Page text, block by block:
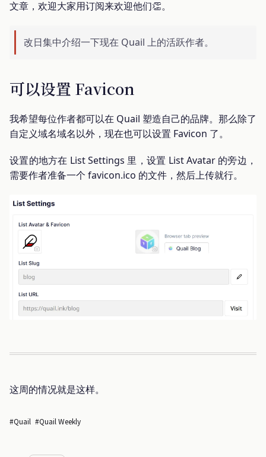
文章，欢迎大家用订阅来欢迎他们👏。
改日集中介绍一下现在 Quail 上的活跃作者。
可以设置 Favicon
我希望每位作者都可以在 Quail 塑造自己的品牌。那么除了
自定义域名域名以外，现在也可以设置 Favicon 了。
设置的地方在 List Settings 里，设置 List Avatar 的旁边，
需要作者准备一个 favicon.ico 的文件，然后上传就行。
这周的情况就是这样。
#Quail #Quail Weekly